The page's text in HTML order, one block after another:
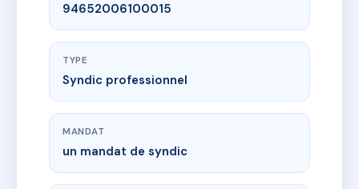
94652006100015
TYPE
Syndic professionnel
MANDAT
un mandat de syndic